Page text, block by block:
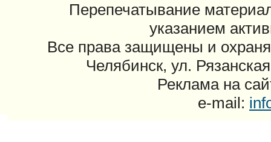
Перепечатывание
указанием
Все права защищены и
Челябинск, ул.
Реклама на
e-mail: